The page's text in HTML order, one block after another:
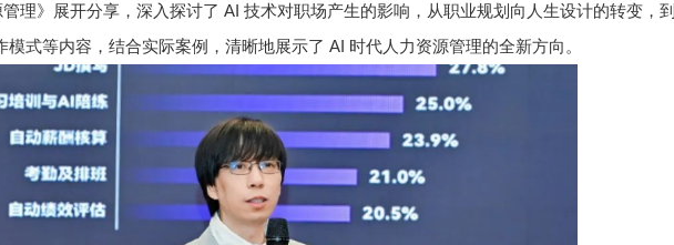
》展开分享，深入探讨了 AI 技术对职场产生的影响，从职业规划向人生设计的转变，到
模式等内容，结合实际案例，清晰地展示了 AI 时代人力资源管理的全新方向。